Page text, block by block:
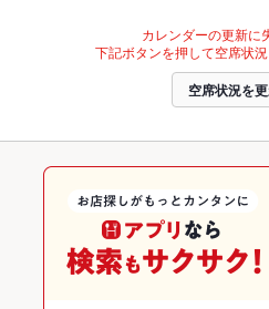
カレンダーの更新に
下記ボタンを押して空席状況
空席状況を